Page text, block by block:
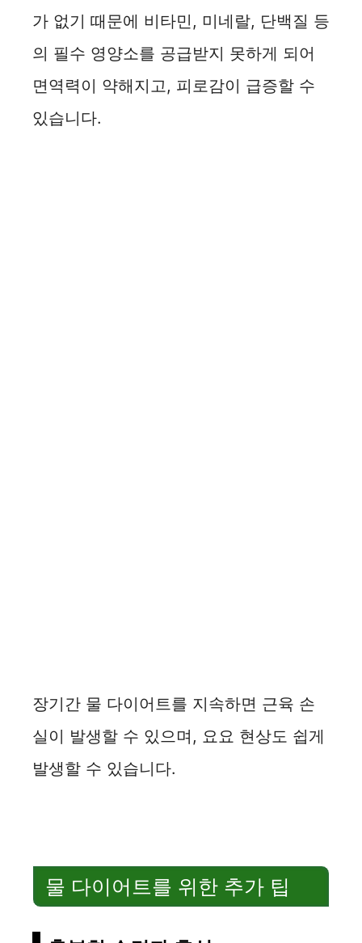
가 없기 때문에 비타민, 미네랄, 단백질 등
의 필수 영양소를 공급받지 못하게 되어
면역력이 약해지고, 피로감이 급증할 수
있습니다.
장기간 물 다이어트를 지속하면 근육 손
실이 발생할 수 있으며, 요요 현상도 쉽게
발생할 수 있습니다.
물 다이어트를 위한 추가 팁